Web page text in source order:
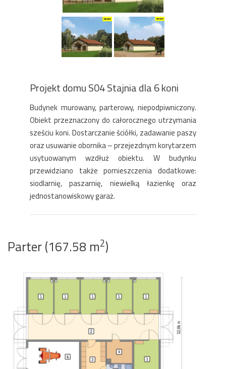
Projekt domu S04 Stajnia dla 6 koni
Budynek murowany, parterowy, niepodpiwniczony.
Obiekt przeznaczony do całorocznego utrzymania
sześciu koni. Dostarczanie ściółki, zadawanie paszy
oraz usuwanie obornika – przejezdnym korytarzem
usytuowanym wzdłuż obiektu. W budynku
przewidziano także pomieszczenia dodatkowe:
siodlarnię, paszarnię, niewielką łazienkę oraz
jednostanowiskowy garaż.
Parter (167.58 m2)